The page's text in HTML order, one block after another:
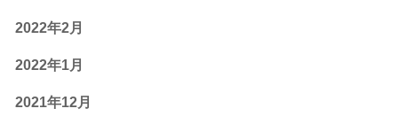
2022年2月
2022年1月
2021年12月